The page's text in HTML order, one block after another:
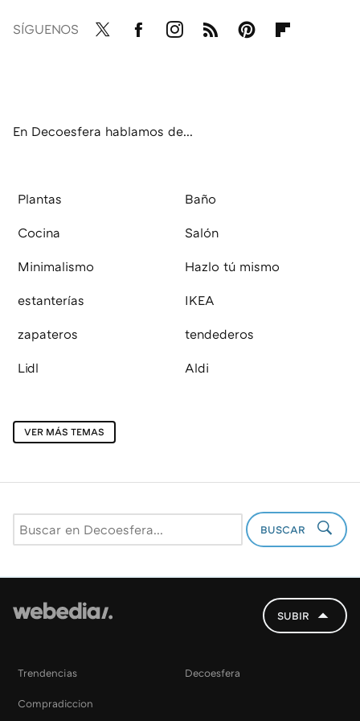
SÍGUENOS
En Decoesfera hablamos de...
Plantas Baño
Cocina Salón
Minimalismo Hazlo tú mismo
estanterías IKEA
zapateros tendederos
Lidl Aldi
VER MÁS TEMAS
BUSCAR
SUBIR
Trendencias Decoesfera
Compradiccion